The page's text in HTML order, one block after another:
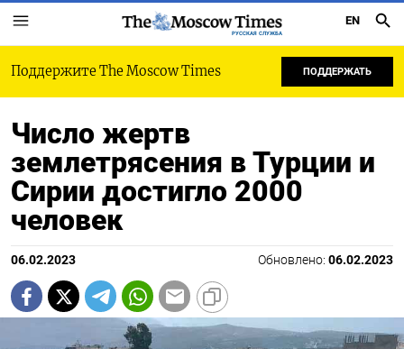
РУССКАЯ СЛУЖБА
EN
Поддержите The Moscow Times ПОДДЕРЖАТЬ
Число жертв
землетрясения в Турции и
Сирии достигло 2000
человек
06.02.2023 Обновлено: 06.02.2023